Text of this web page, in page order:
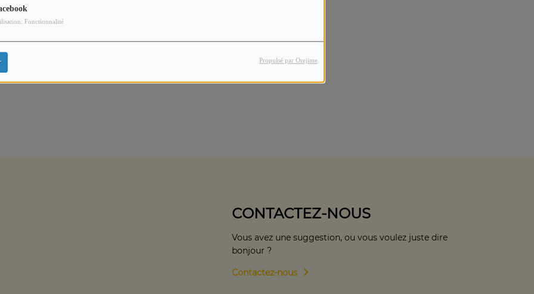
Fonctionnalité
Propulsé par Orejime
et des coulisses de ce long-métrage très attendu.
revient sur la création du film et la dynamique entre
CONTACTEZ-NOUS
Vous avez une suggestion, ou vous voulez juste dire
bonjour ?
Contactez-nous